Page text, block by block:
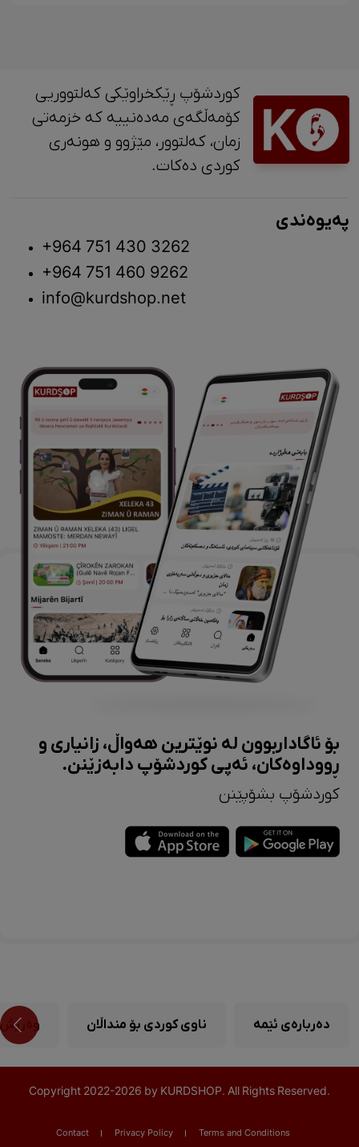
کوردشۆپ ڕێکخراوێکی کەلتووریی
کۆمەڵگەی مەدەنییە کە خزمەتی
زمان، کەلتوور، مێژوو و ‎هونەری
کوردی دەکات.
پەیوەندی
+964 751 430 3262
+964 751 460 9262
info@kurdshop.net
بۆ ئاگاداربوون لە نوێترین هەواڵ، زانیاری و
ڕووداوەکان، ئەپی کوردشۆپ دابەزێنن.
کوردشۆپ بشۆپێنن
دەربارەی ئێمە ناوی کوردی بۆ منداڵان وەرزش
Copyright 2022-2026 by KURDSHOP. All Rights Reserved.
Contact Privacy Policy Terms and Conditions